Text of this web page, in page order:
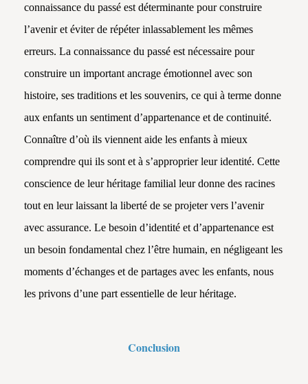
connaissance du passé est déterminante pour construire
l’avenir et éviter de répéter inlassablement les mêmes
erreurs. La connaissance du passé est nécessaire pour
construire un important ancrage émotionnel avec son
histoire, ses traditions et les souvenirs, ce qui à terme donne
aux enfants un sentiment d’appartenance et de continuité.
Connaître d’où ils viennent aide les enfants à mieux
comprendre qui ils sont et à s’approprier leur identité. Cette
conscience de leur héritage familial leur donne des racines
tout en leur laissant la liberté de se projeter vers l’avenir
avec assurance. Le besoin d’identité et d’appartenance est
un besoin fondamental chez l’être humain, en négligeant les
moments d’échanges et de partages avec les enfants, nous
les privons d’une part essentielle de leur héritage.
Conclusion